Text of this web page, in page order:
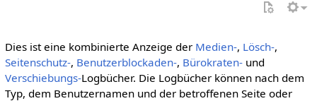
Dies ist eine kombinierte Anzeige der Medien-, Lösch-,
Seitenschutz-, Benutzerblockaden-, Bürokraten-und
Verschiebungs-Logbücher. Die Logbücher können nach dem
Typ, dem Benutzernamen und der betroffenen Seite oder